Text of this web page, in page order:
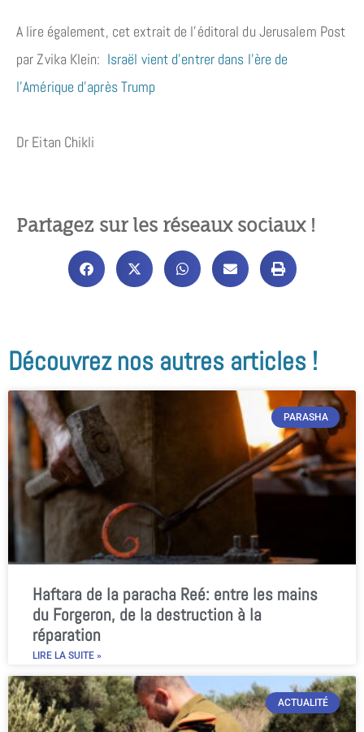
A lire également, cet extrait de l’éditoral du Jerusalem Post
par Zvika Klein: Israël vient d’entrer dans l’ère de
l’Amérique d’après Trump
Dr Eitan Chikli
Partagez sur les réseaux sociaux !
Découvrez nos autres articles !
PARASHA
Haftara de la paracha Reé: entre les mains
du Forgeron, de la destruction à la
réparation
LIRE LA SUITE »
ACTUALITÉ